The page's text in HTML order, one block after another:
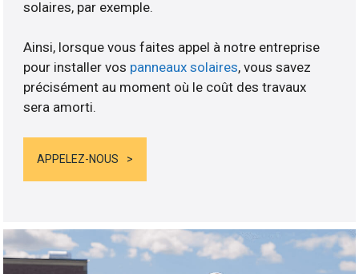
solaires, par exemple.
Ainsi, lorsque vous faites appel à notre entreprise
pour installer vos panneaux solaires, vous savez
précisément au moment où le coût des travaux
sera amorti.
APPELEZ-NOUS